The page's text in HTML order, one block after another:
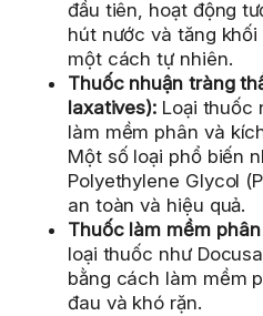
đầu tiên, hoạt động
hút nước và tăng
một cách tự nhiên.
Thuốc nhuận tràng
laxatives): Loại thuốc
làm mềm phân và
Một số loại phổ biến
Polyethylene Glycol
an toàn và hiệu quả.
Thuốc làm mềm
loại thuốc như
bằng cách làm mềm
đau và khó rặn.